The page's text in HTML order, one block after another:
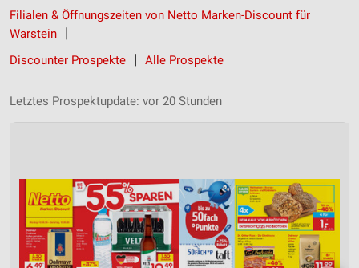
Filialen & Öffnungszeiten von Netto Marken-Discount für
Warstein
Discounter Prospekte
Alle Prospekte
Letztes Prospektupdate: vor 20 Stunden